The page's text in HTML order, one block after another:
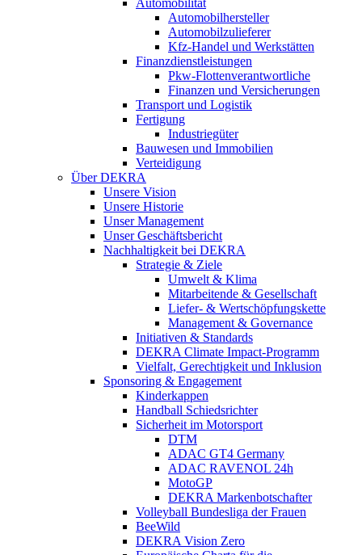
Automobilhersteller
Automobilzulieferer
Kfz-Handel und Werkstätten
Finanzdienstleistungen
Pkw‑Flottenverantwortliche
Finanzen und Versicherungen
Transport und Logistik
Fertigung
Industriegüter
Bauwesen und Immobilien
Verteidigung
Über DEKRA
Unsere Vision
Unsere Historie
Unser Management
Unser Geschäftsbericht
Nachhaltigkeit bei DEKRA
Strategie & Ziele
Umwelt & Klima
Mitarbeitende & Gesellschaft
Liefer- & Wertschöpfungskette
Management & Governance
Initiativen & Standards
DEKRA Climate Impact-Programm
Vielfalt, Gerechtigkeit und Inklusion​
Sponsoring & Engagement
Kinderkappen
Handball Schiedsrichter
Sicherheit im Motorsport
DTM
ADAC GT4 Germany
ADAC RAVENOL 24h
MotoGP
DEKRA Markenbotschafter
Volleyball Bundesliga der Frauen
BeeWild
DEKRA Vision Zero